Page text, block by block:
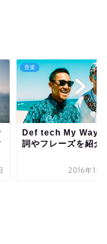
気になること